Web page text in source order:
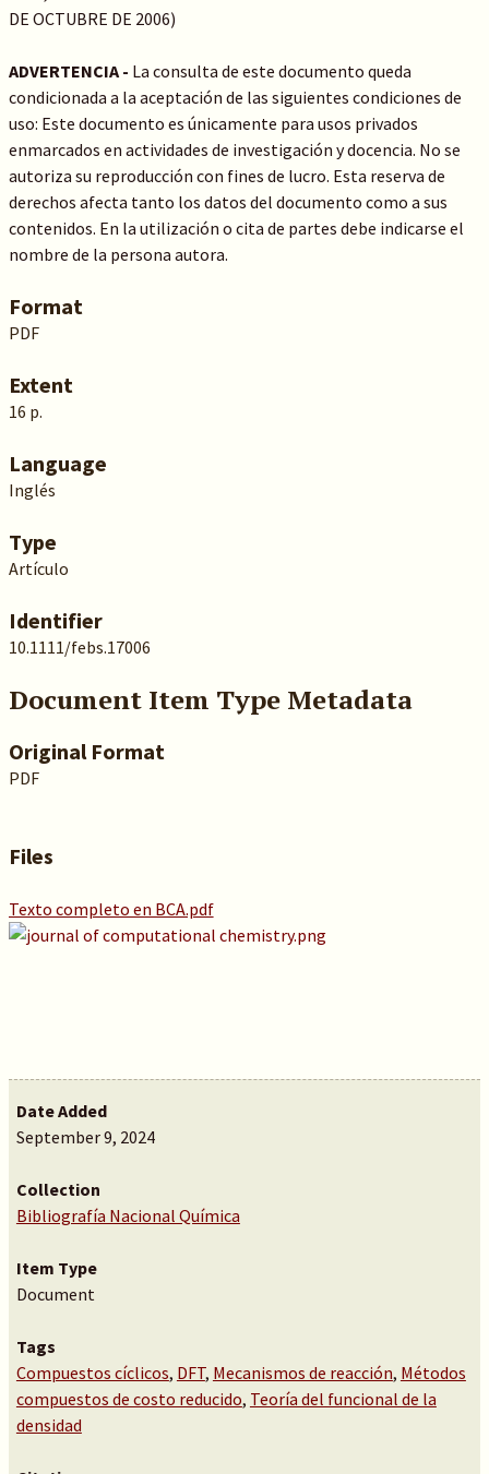
DE OCTUBRE DE 2006)
ADVERTENCIA - La consulta de este documento queda
condicionada a la aceptación de las siguientes condiciones de
uso: Este documento es únicamente para usos privados
enmarcados en actividades de investigación y docencia. No se
autoriza su reproducción con fines de lucro. Esta reserva de
derechos afecta tanto los datos del documento como a sus
contenidos. En la utilización o cita de partes debe indicarse el
nombre de la persona autora.
Format
PDF
Extent
16 p.
Language
Inglés
Type
Artículo
Identifier
10.1111/febs.17006
Document Item Type Metadata
Original Format
PDF
Files
Texto completo en BCA.pdf
Date Added
September 9, 2024
Collection
Bibliografía Nacional Química
Item Type
Document
Tags
Compuestos cíclicos, DFT, Mecanismos de reacción, Métodos
compuestos de costo reducido, Teoría del funcional de la
densidad